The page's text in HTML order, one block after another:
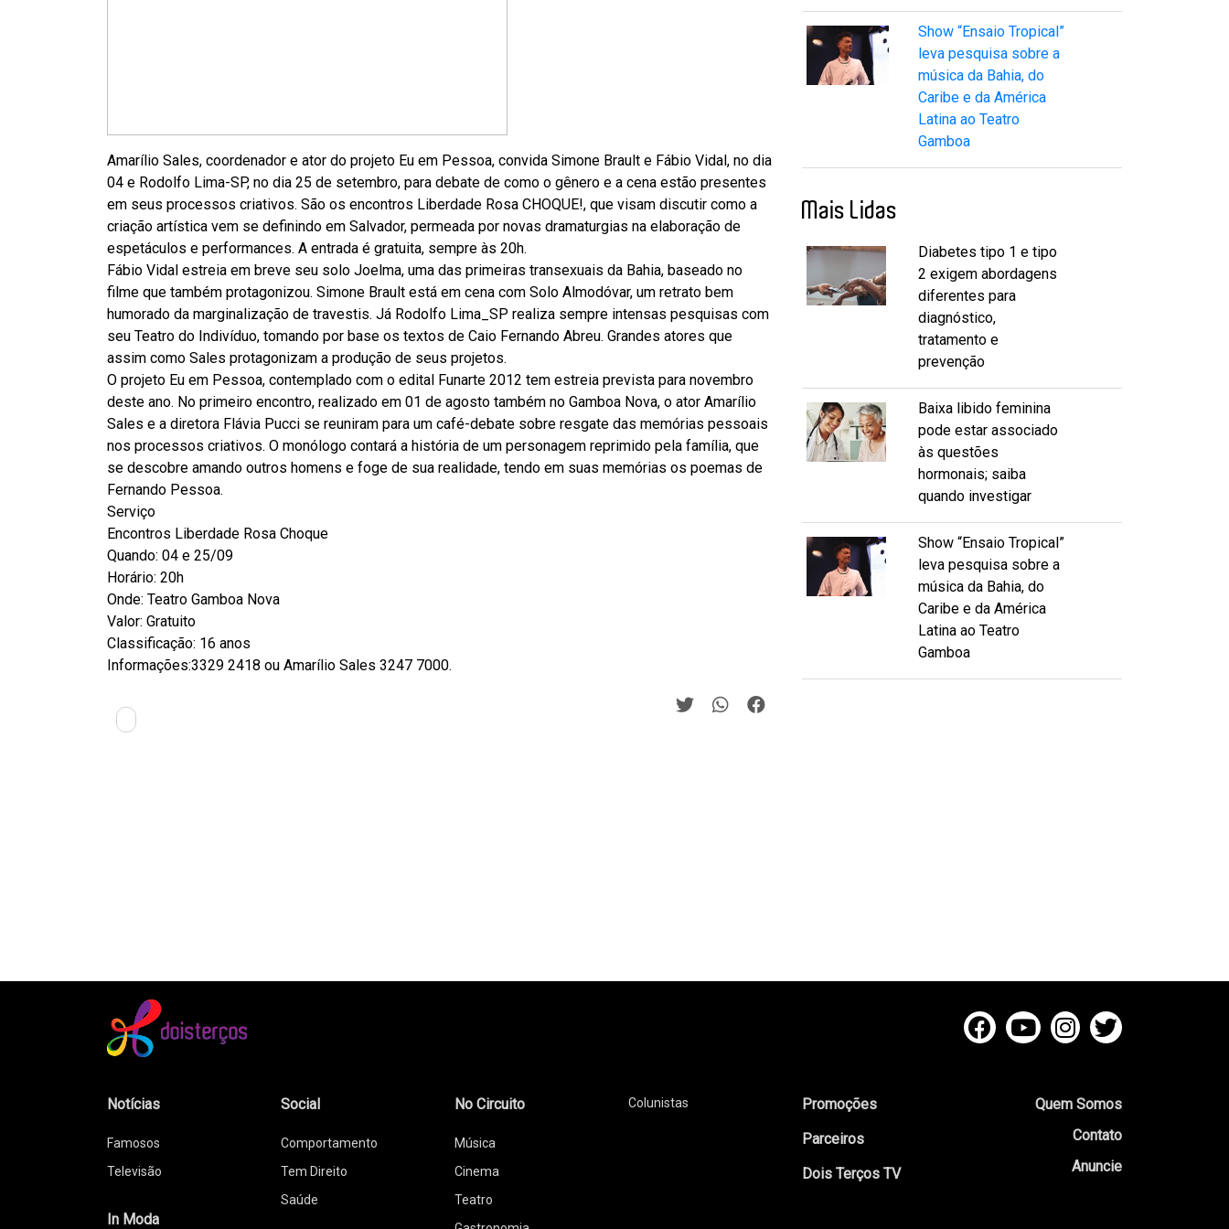
Amarílio Sales, coordenador e ator do projeto Eu em Pessoa, convida Simone Brault e Fábio Vidal, no dia
04 e Rodolfo Lima-SP, no dia 25 de setembro, para debate de como o gênero e a cena estão presentes
em seus processos criativos. São os encontros Liberdade Rosa CHOQUE!, que visam discutir como a
criação artística vem se definindo em Salvador, permeada por novas dramaturgias na elaboração de
espetáculos e performances. A entrada é gratuita, sempre às 20h.
Fábio Vidal estreia em breve seu solo Joelma, uma das primeiras transexuais da Bahia, baseado no
filme que também protagonizou. Simone Brault está em cena com Solo Almodóvar, um retrato bem
humorado da marginalização de travestis. Já Rodolfo Lima_SP realiza sempre intensas pesquisas com
seu Teatro do Indivíduo, tomando por base os textos de Caio Fernando Abreu. Grandes atores que
assim como Sales protagonizam a produção de seus projetos.
O projeto Eu em Pessoa, contemplado com o edital Funarte 2012 tem estreia prevista para novembro
deste ano. No primeiro encontro, realizado em 01 de agosto também no Gamboa Nova, o ator Amarílio
Sales e a diretora Flávia Pucci se reuniram para um café-debate sobre resgate das memórias pessoais
nos processos criativos. O monólogo contará a história de um personagem reprimido pela família, que
se descobre amando outros homens e foge de sua realidade, tendo em suas memórias os poemas de
Fernando Pessoa.
Serviço
Encontros Liberdade Rosa Choque
Quando: 04 e 25/09
Horário: 20h
Onde: Teatro Gamboa Nova
Valor: Gratuito
Classificação: 16 anos
Informações:3329 2418 ou Amarílio Sales 3247 7000.
Show “Ensaio Tropical”
leva pesquisa sobre a
música da Bahia, do
Caribe e da América
Latina ao Teatro
Gamboa
Mais Lidas
Diabetes tipo 1 e tipo
2 exigem abordagens
diferentes para
diagnóstico,
tratamento e
prevenção
Baixa libido feminina
pode estar associado
às questões
hormonais; saiba
quando investigar
Show “Ensaio Tropical”
leva pesquisa sobre a
música da Bahia, do
Caribe e da América
Latina ao Teatro
Gamboa
Notícias
Famosos
Televisão
In Moda
Social
Comportamento
Tem Direito
Saúde
No Circuito
Música
Cinema
Teatro
Colunistas
Promoções
Parceiros
Dois Terços TV
Quem Somos
Contato
Anuncie